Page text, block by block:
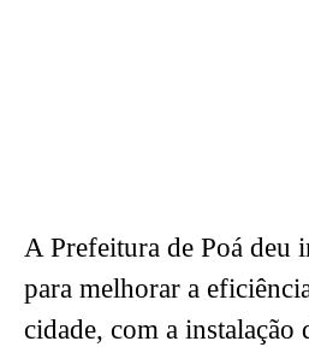
A Prefeitura de Poá deu
para melhorar a
cidade, com a instalação